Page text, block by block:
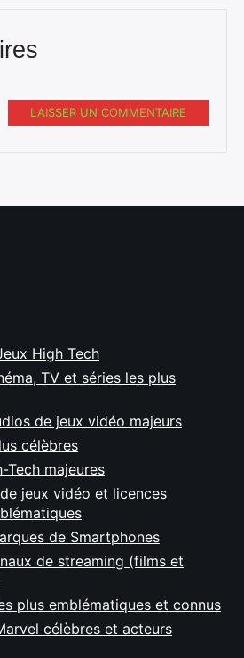
LAISSER UN COMMENTAIRE
High Tech
TV et séries les plus
de jeux vidéo majeurs
célèbres
Tech majeures
jeux vidéo et licences
de Smartphones
de streaming (films et
plus emblématiques et connus
célèbres et acteurs